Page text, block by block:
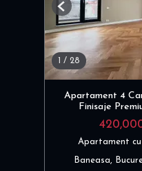
1 / 28
Previous
Apartament 4
Finisaje
Apartament
Baneasa,